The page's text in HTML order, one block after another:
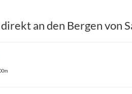
an den Bergen von